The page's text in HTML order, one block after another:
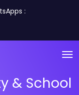
:
& School